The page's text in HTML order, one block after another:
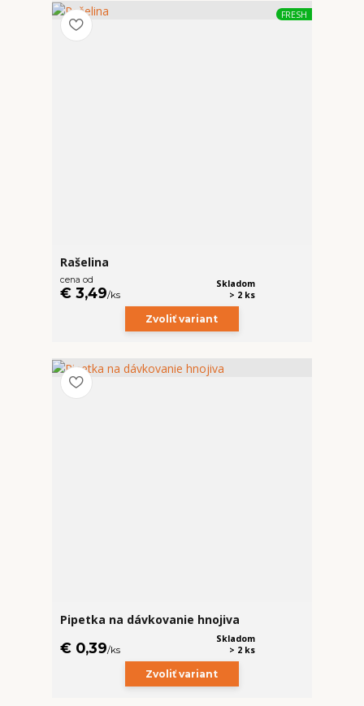
FRESH
Rašelina
cena od
€ 3,49/ks
Skladom
> 2 ks
Zvoliť variant
Pipetka na dávkovanie hnojiva
€ 0,39/ks
Skladom
> 2 ks
Zvoliť variant